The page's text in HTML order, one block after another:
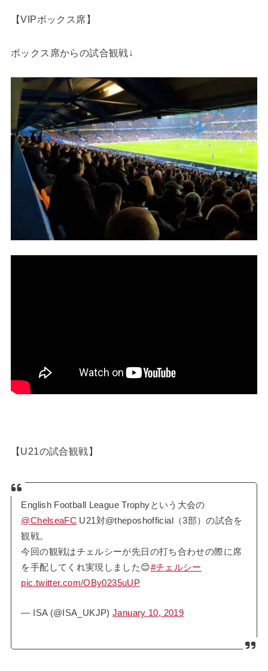
【VIPボックス席】
ボックス席からの試合観戦↓
【U21の試合観戦】
English Football League Trophyという大会の
@ChelseaFC U21対@theposhofficial（3部）の試合を
観戦。
今回の観戦はチェルシーが先日の打ち合わせの際に席
を手配してくれ実現しました😊#チェルシー
pic.twitter.com/OBy0235uUP
— ISA (@ISA_UKJP)January 10, 2019